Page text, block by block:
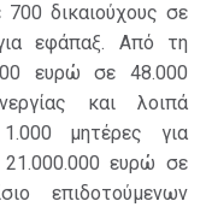
δικαιούχους σε
εφάπαξ. Από τη
ευρώ σε 48.000
και λοιπά
μητέρες για
21.000.000 ευρώ σε
επιδοτούμενων